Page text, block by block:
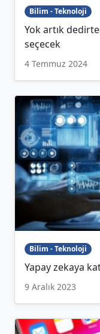
Bilim - Teknoloji
Yok artık
seçecek
4 Temmuz 2024
Bilim - Teknoloji
Yapay zekaya
9 Aralık 2023